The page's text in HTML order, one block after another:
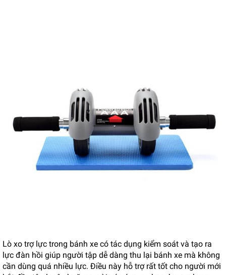
Lò xo trợ lực trong bánh xe có tác dụng kiểm soát và tạo ra
lực đàn hồi giúp người tập dễ dàng thu lại bánh xe mà không
cần dùng quá nhiều lực. Điều này hỗ trợ rất tốt cho người mới